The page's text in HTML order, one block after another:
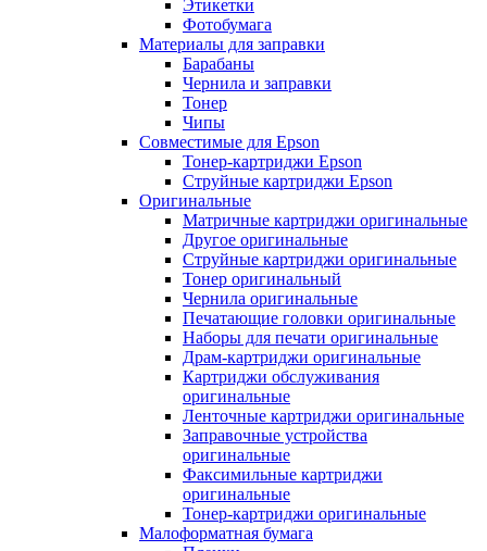
Этикетки
Фотобумага
Материалы для заправки
Барабаны
Чернила и заправки
Тонер
Чипы
Совместимые для Epson
Тонер-картриджи Epson
Струйные картриджи Epson
Оригинальные
Матричные картриджи оригинальные
Другое оригинальные
Струйные картриджи оригинальные
Тонер оригинальный
Чернила оригинальные
Печатающие головки оригинальные
Наборы для печати оригинальные
Драм-картриджи оригинальные
Картриджи обслуживания
оригинальные
Ленточные картриджи оригинальные
Заправочные устройства
оригинальные
Факсимильные картриджи
оригинальные
Тонер-картриджи оригинальные
Малоформатная бумага